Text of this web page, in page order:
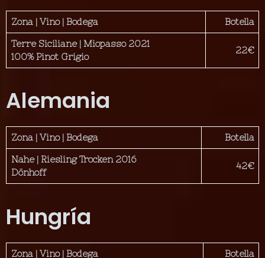
Zona | Vino | Bodega Botella
Terre Siciliane | Miopasso 2021
100% Pinot Grigio
22€
Alemania
Zona | Vino | Bodega Botella
Nahe | Riesling Trocken 2016
Dönhoff
42€
Hungría
Zona | Vino | Bodega Botella